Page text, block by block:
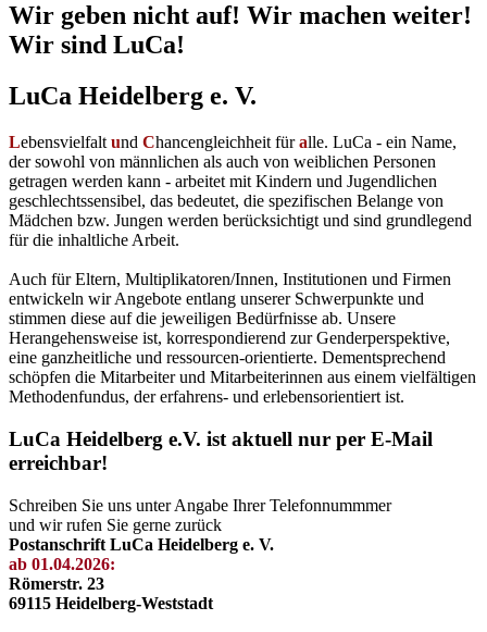
Wir geben nicht auf! Wir machen weiter!
Wir sind LuCa!
LuCa Heidelberg e. V.
Lebensvielfalt und Chancengleichheit füralle. LuCa - ein Name,
der sowohl von männlichen als auch von weiblichen Personen
getragen werden kann - arbeitet mit Kindern und Jugendlichen
geschlechtssensibel, das bedeutet, die spezifischen Belange von
Mädchen bzw. Jungen werden berücksichtigt und sind grundlegend
für die inhaltliche Arbeit.
Auch für Eltern, Multiplikatoren/Innen, Institutionen und Firmen
entwickeln wir Angebote entlang unserer Schwerpunkte und
stimmen diese auf die jeweiligen Bedürfnisse ab. Unsere
Herangehensweise ist, korrespondierend zur Genderperspektive,
eine ganzheitliche und ressourcen-orientierte. Dementsprechend
schöpfen die Mitarbeiter und Mitarbeiterinnen aus einem vielfältigen
Methodenfundus, der erfahrens- und erlebensorientiert ist.
LuCa Heidelberg e.V. ist aktuell nur per E-Mail
erreichbar!
Schreiben Sie uns unter Angabe Ihrer Telefonnummmer
und wir rufen Sie gerne zurück
Postanschrift LuCa Heidelberg e. V.
ab 01.04.2026:
Römerstr. 23
69115 Heidelberg-Weststadt